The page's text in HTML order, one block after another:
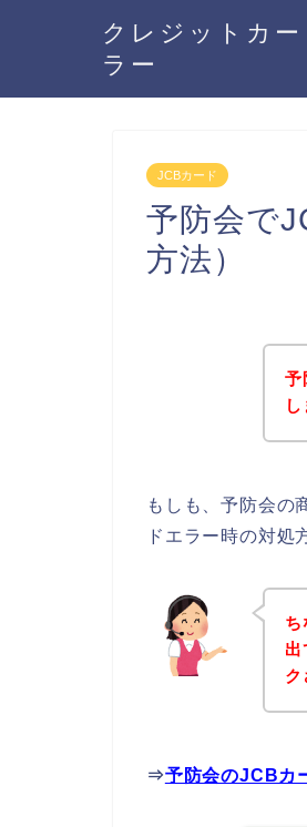
クレジットカー
ラー
JCBカード
予防会で
方法）
予
もしも、予防会の
ドエラー時の対処
ち
出
ク
⇒予防会のJCBカ